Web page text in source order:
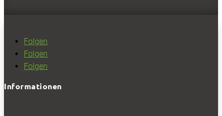
Folgen
Folgen
Folgen
Informationen